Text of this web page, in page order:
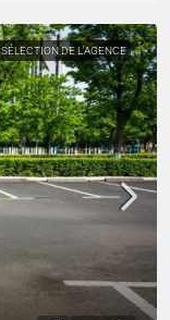
SÉLECTION DE L'AGENCE